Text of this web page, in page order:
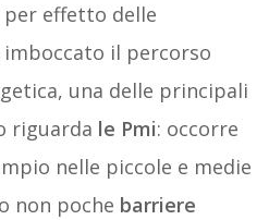
effetto delle
il percorso
una delle principali
riguarda le Pmi: occorre
nelle piccole e medie
non poche barriere